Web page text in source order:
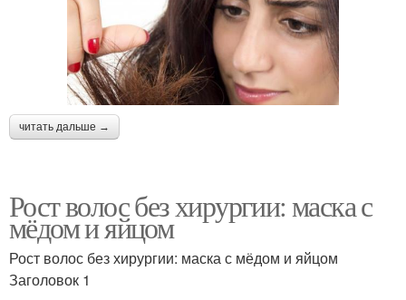
читать дальше →
Рост волос без хирургии: маска с
мёдом и яйцом
Рост волос без хирургии: маска с мёдом и яйцом
Заголовок 1